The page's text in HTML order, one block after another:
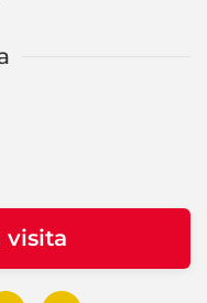
visita